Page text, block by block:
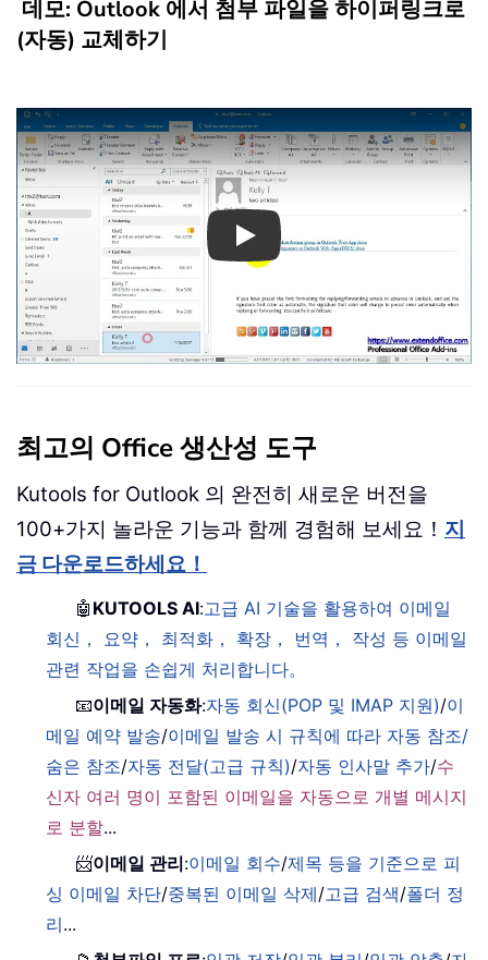
데모: Outlook 에서 첨부 파일을 하이퍼링크로
(자동) 교체하기
Play
최고의 Office 생산성 도구
Kutools for Outlook 의 완전히 새로운 버전을
100+가지 놀라운 기능과 함께 경험해 보세요！ 지
금 다운로드하세요！
🤖 KUTOOLS AI:고급 AI 기술을 활용하여 이메일
회신， 요약， 최적화， 확장， 번역， 작성 등 이메일
관련 작업을 손쉽게 처리합니다。
📧이메일 자동화:자동 회신(POP 및 IMAP 지원)/이
메일 예약 발송/이메일 발송 시 규칙에 따라 자동 참조/
숨은 참조/자동 전달(고급 규칙)/자동 인사말 추가/수
신자 여러 명이 포함된 이메일을 자동으로 개별 메시지
로 분할...
📨이메일 관리:이메일 회수/제목 등을 기준으로 피
싱 이메일 차단/중복된 이메일 삭제/고급 검색/폴더 정
리...